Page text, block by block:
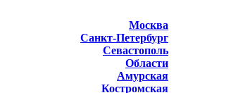
Москва
Санкт-Петербург
Севастополь
Области
Амурская
Костромская